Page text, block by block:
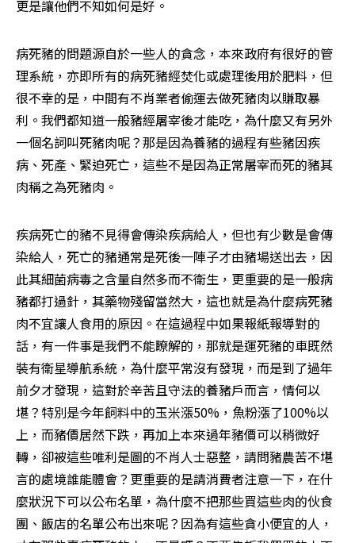
更是讓他們不知如何是好。
病死豬的問題源自於一些人的貪念，本來政府有很好的管
理系統，亦即所有的病死豬經焚化或處理後用於肥料，但
很不幸的是，中間有不肖業者偷運去做死豬肉以賺取暴
利。我們都知道一般豬經屠宰後才能吃，為什麼又有另外
一個名詞叫死豬肉呢？那是因為養豬的過程有些豬因疾
病、死產、緊迫死亡，這些不是因為正常屠宰而死的豬其
肉稱之為死豬肉。
疾病死亡的豬不見得會傳染疾病給人，但也有少數是會傳
染給人，死亡的豬通常是死後一陣子才由豬場送出去，因
此其細菌病毒之含量自然多而不衛生，更重要的是一般病
豬都打過針，其藥物殘留當然大，這也就是為什麼病死豬
肉不宜讓人食用的原因。在這過程中如果報紙報導對的
話，有一件事是我們不能瞭解的，那就是運死豬的車既然
裝有衛星導航系統，為什麼平常沒有發現，而是到了過年
前夕才發現，這對於辛苦且守法的養豬戶而言，情何以
堪？特別是今年飼料中的玉米漲50%，魚粉漲了100%以
上，而豬價居然下跌，再加上本來過年豬價可以稍微好
轉，卻被這些唯利是圖的不肖人士惡整，請問豬農苦不堪
言的處境誰能體會？更重要的是請消費者注意一下，在什
麼狀況下可以公布名單，為什麼不把那些買這些肉的伙食
團、飯店的名單公布出來呢？因為有這些貪小便宜的人，